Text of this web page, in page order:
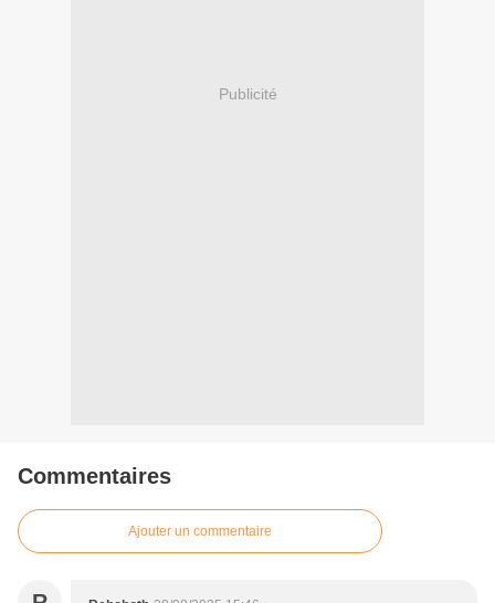
Publicité
Commentaires
Ajouter un commentaire